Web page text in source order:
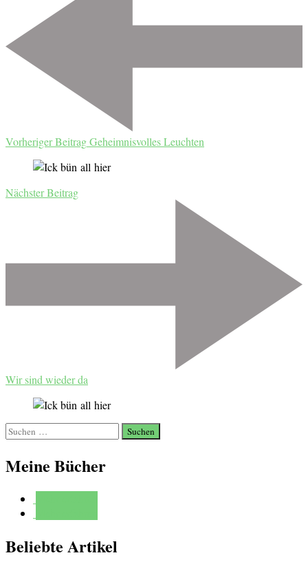
Vorheriger BeitragGeheimnisvolles Leuchten
Nächster Beitrag
Wir sind wieder da
Suchen
nach:
Meine Bücher
Beliebte Artikel